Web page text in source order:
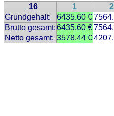
.. 16 1 2
Grundgehalt:
6435.60 €
Brutto gesamt: 6435.60 €
Netto gesamt: 3578.44 €